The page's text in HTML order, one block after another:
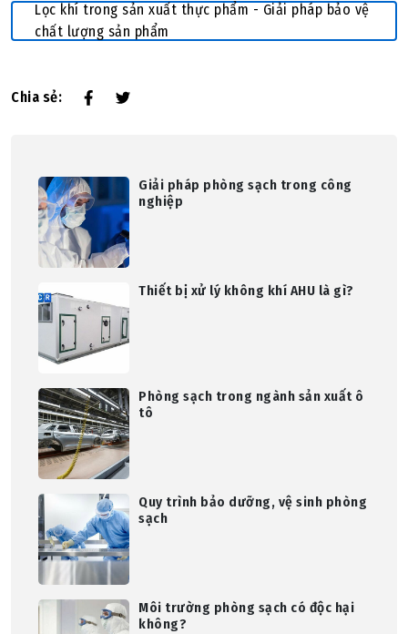
Lọc khí trong sản xuất thực phẩm - Giải pháp bảo vệ
chất lượng sản phẩm
Chia sẻ:
Giải pháp phòng sạch trong công
nghiệp
Thiết bị xử lý không khí AHU là gì?
Phòng sạch trong ngành sản xuất ô
tô
Quy trình bảo dưỡng, vệ sinh phòng
sạch
Môi trường phòng sạch có độc hại
không?